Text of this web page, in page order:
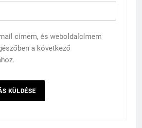
címem, és weboldalcímem
a következő